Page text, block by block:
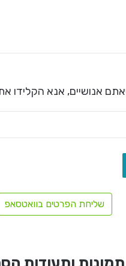
אנושיים, אנא הקלידו
שליחת הפרטים בוואטסאפ
תמונות ותעודות